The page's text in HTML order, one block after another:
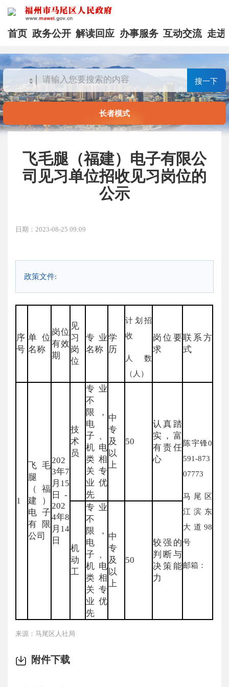
首页 政务公开 解读回应 办事服务 互动交流 走进
搜一下
长者模式
飞毛腿（福建）电子有限公
司见习单位招收见习岗位的
公示
日期：2023-08-25 09:09
政策文件:
序
号
单位
名称
岗位
有效
期
见
习
岗
位
专业
名称
学
历
计划招
收
人数
（人）
岗位要
求
联系方
式
1
飞毛
腿
（福
建）
电子
有限
公司
202
3年7
月15
日-
202
4年8
月14
日
技
术
员
专业
不
限，
电
子、
机电
类相
关专
业优
先
中
专
及
以
上
50
认真踏
实，富
有责任
心
陈宇锋0
591-873
07773
马尾区
江滨东
大道98
号
邮箱：
机
动
工
专业
不
限，
电
子、
机电
类相
关专
业优
先
中
专
及
以
上
50
较强的
判断与
决策能
力
来源：马尾区人社局
附件下载